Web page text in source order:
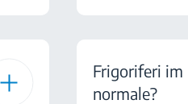
Frigoriferi im
normale?